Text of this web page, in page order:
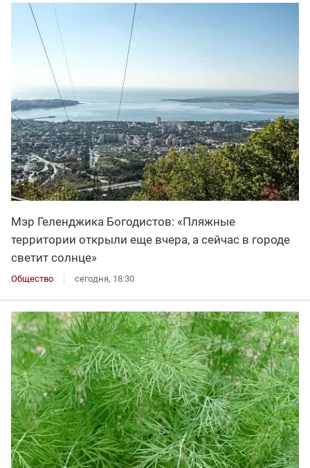
Мэр Геленджика Богодистов: «Пляжные
территории открыли еще вчера, а сейчас в городе
светит солнце»
Общество сегодня, 18:30